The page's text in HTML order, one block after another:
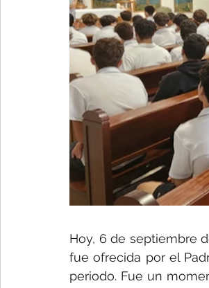
Hoy, 6 de septiembre
fue ofrecida por el
periodo. Fue un